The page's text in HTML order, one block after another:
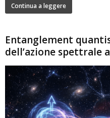
Continua a leggere
Entanglement
dell’azione spettrale